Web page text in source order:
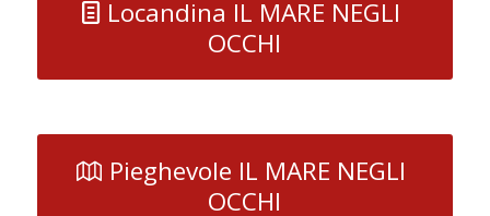
Locandina IL MARE NEGLI
OCCHI
Pieghevole IL MARE NEGLI
OCCHI